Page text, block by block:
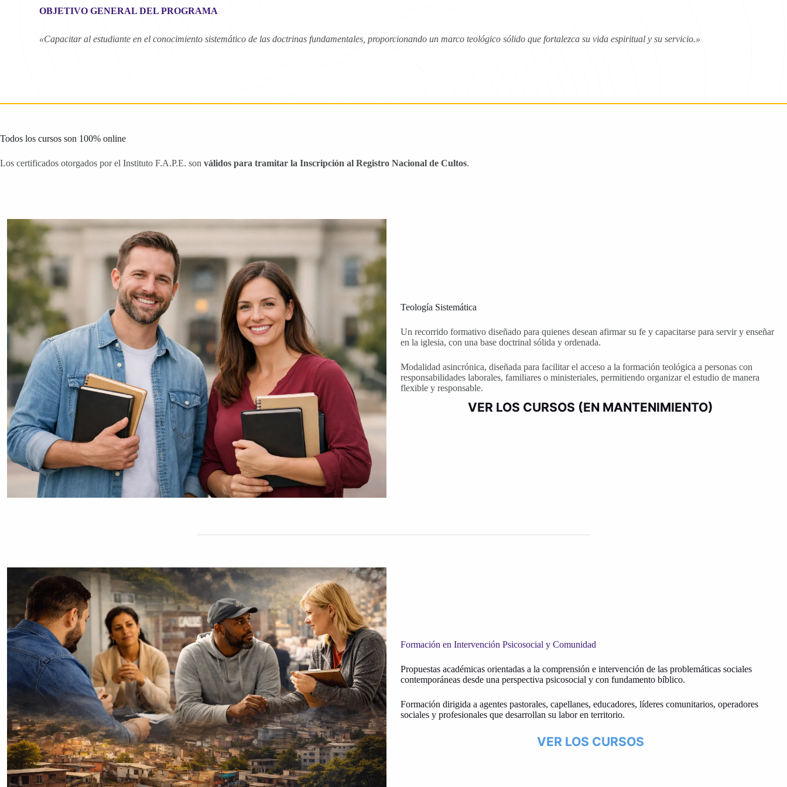
OBJETIVO GENERAL DEL PROGRAMA
«Capacitar al estudiante en el conocimiento sistemático de las doctrinas fundamentales, proporcionando un marco teológico sólido que fortalezca su vida espiritual y su servicio.»
Todos los cursos son 100% online
Los certificados otorgados por el Instituto F.A.P.E. son válidos para tramitar la Inscripción al Registro Nacional de Cultos.
Teología Sistemática
Un recorrido formativo diseñado para quienes desean afirmar su fe y capacitarse para servir y enseñar
en la iglesia, con una base doctrinal sólida y ordenada.
Modalidad asincrónica, diseñada para facilitar el acceso a la formación teológica a personas con
responsabilidades laborales, familiares o ministeriales, permitiendo organizar el estudio de manera
flexible y responsable.
VER LOS CURSOS (EN MANTENIMIENTO)
Formación en Intervención Psicosocial y Comunidad
Propuestas académicas orientadas a la comprensión e intervención de las problemáticas sociales
contemporáneas desde una perspectiva psicosocial y con fundamento bíblico.
Formación dirigida a agentes pastorales, capellanes, educadores, líderes comunitarios, operadores
sociales y profesionales que desarrollan su labor en territorio.
VER LOS CURSOS